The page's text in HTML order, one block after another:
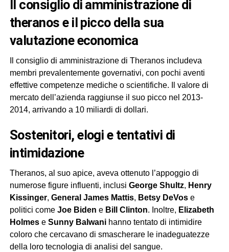
theranos e il picco della sua
valutazione economica
Il consiglio di amministrazione di Theranos includeva
membri prevalentemente governativi, con pochi aventi
effettive competenze mediche o scientifiche. Il valore di
mercato dell’azienda raggiunse il suo picco nel 2013-
2014, arrivando a 10 miliardi di dollari.
sostenitori, elogi e tentativi di
intimidazione
Theranos, al suo apice, aveva ottenuto l’appoggio di
numerose figure influenti, inclusi George Shultz, Henry
Kissinger, General James Mattis, Betsy DeVose
politici come Joe Biden e Bill Clinton. Inoltre, Elizabeth
Holmese Sunny Balwanihanno tentato di intimidire
coloro che cercavano di smascherare le inadeguatezze
della loro tecnologia di analisi del sangue.